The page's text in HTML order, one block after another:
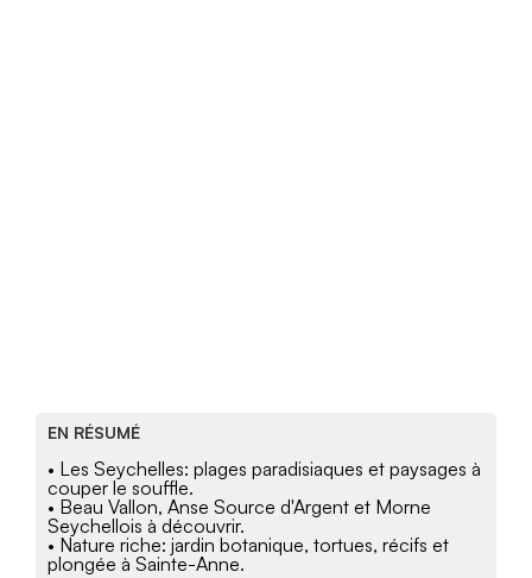
EN RÉSUMÉ
• Les Seychelles: plages paradisiaques et paysages à
couper le souffle.
• Beau Vallon, Anse Source d'Argent et Morne
Seychellois à découvrir.
• Nature riche: jardin botanique, tortues, récifs et
plongée à Sainte-Anne.